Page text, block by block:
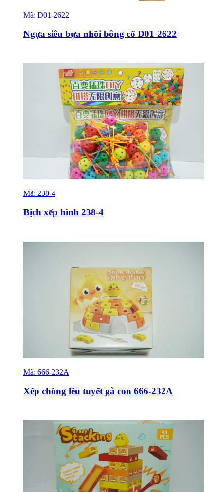
Sỉ & Lẻ
Mã: D01-2622
Ngựa siêu bựa nhồi bông cổ D01-2622
Sỉ & Lẻ
Mã: 238-4
Bịch xếp hình 238-4
Sỉ & Lẻ
Mã: 666-232A
Xếp chồng lều tuyết gà con 666-232A